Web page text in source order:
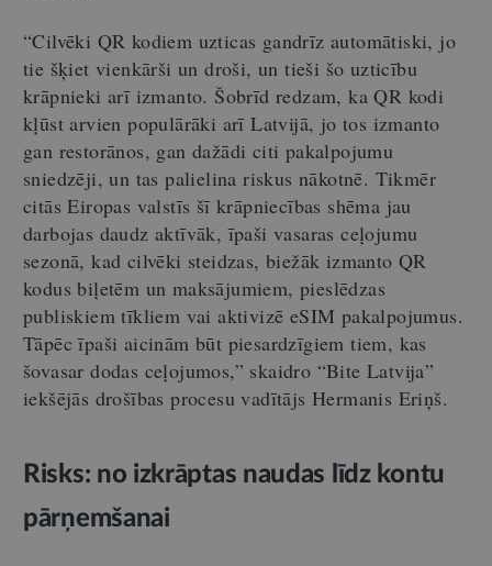
“Cilvēki QR kodiem uzticas gandrīz automātiski, jo
tie šķiet vienkārši un droši, un tieši šo uzticību
krāpnieki arī izmanto. Šobrīd redzam, ka QR kodi
kļūst arvien populārāki arī Latvijā, jo tos izmanto
gan restorānos, gan dažādi citi pakalpojumu
sniedzēji, un tas palielina riskus nākotnē. Tikmēr
citās Eiropas valstīs šī krāpniecības shēma jau
darbojas daudz aktīvāk, īpaši vasaras ceļojumu
sezonā, kad cilvēki steidzas, biežāk izmanto QR
kodus biļetēm un maksājumiem, pieslēdzas
publiskiem tīkliem vai aktivizē eSIM pakalpojumus.
Tāpēc īpaši aicinām būt piesardzīgiem tiem, kas
šovasar dodas ceļojumos,” skaidro “Bite Latvija”
iekšējās drošības procesu vadītājs Hermanis Eriņš.
Risks: no izkrāptas naudas līdz kontu
pārņemšanai